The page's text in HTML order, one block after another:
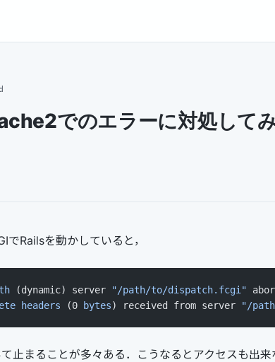
でのエラーに対処して
Railsを動かしていると，
(dynamic) server "/path/to/dispatch.fcgi"
headers (0 bytes) received from server "/
止まることが多々ある．こうなるとアクセスも出